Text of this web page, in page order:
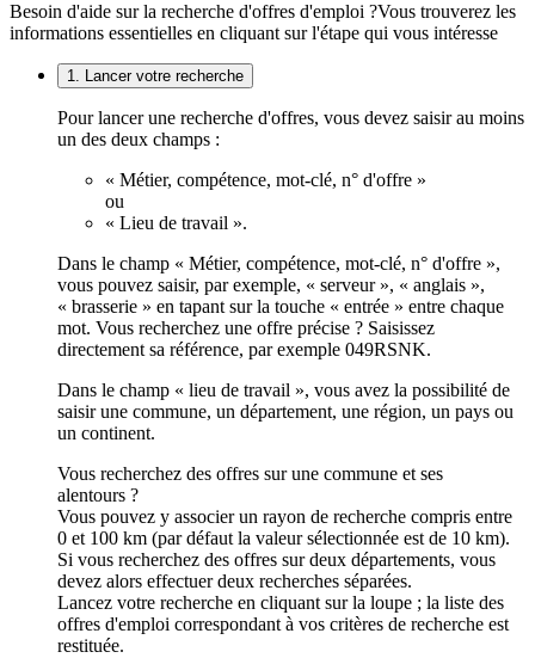
Besoin d'aide sur la recherche d'offres d'emploi ?Vous trouverez les
informations essentielles en cliquant sur l'étape qui vous intéresse
1. Lancer votre recherche
Pour lancer une recherche d'offres, vous devez saisir au moins
un des deux champs :
« Métier, compétence, mot-clé, n° d'offre »
ou
« Lieu de travail ».
Dans le champ « Métier, compétence, mot-clé, n° d'offre »,
vous pouvez saisir, par exemple, « serveur », « anglais »,
« brasserie » en tapant sur la touche « entrée » entre chaque
mot. Vous recherchez une offre précise ? Saisissez
directement sa référence, par exemple 049RSNK.
Dans le champ « lieu de travail », vous avez la possibilité de
saisir une commune, un département, une région, un pays ou
un continent.
Vous recherchez des offres sur une commune et ses
alentours ?
Vous pouvez y associer un rayon de recherche compris entre
0 et 100 km (par défaut la valeur sélectionnée est de 10 km).
Si vous recherchez des offres sur deux départements, vous
devez alors effectuer deux recherches séparées.
Lancez votre recherche en cliquant sur la loupe ; la liste des
offres d'emploi correspondant à vos critères de recherche est
restituée.